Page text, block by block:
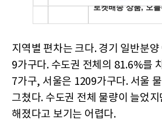
지역별 편차는 크다. 경기 일반분
9가구다. 수도권 전체의 81.6%를
7가구, 서울은 1209가구다. 서울
그쳤다. 수도권 전체 물량이 늘었
해졌다고 보기는 어렵다.